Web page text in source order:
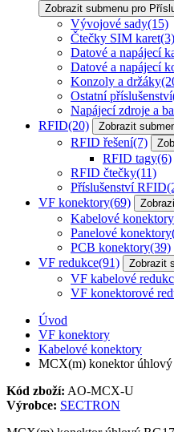
Zobrazit submenu pro
Vývojové sady(15)
Čtečky SIM karet(3)
Datové a napájecí
Datové a napájecí
Konzoly a držáky
Ostatní příslušenství
Napájecí zdroje a
RFID(20) Zobrazit
RFID řešení(7)
RFID tagy(6)
RFID čtečky(11)
Příslušenství RFID
VF konektory(69)
Kabelové konektory
Panelové konektory
PCB konektory(39)
VF redukce(91) Zobrazit
VF kabelové
VF konektorové
Úvod
VF konektory
Kabelové konektory
MCX(m) konektor
Kód zboží: AO-MCX-U
Výrobce: SECTRON